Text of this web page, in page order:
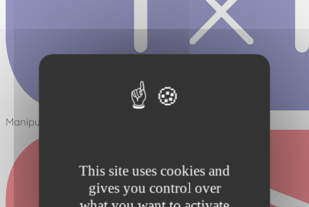
This site uses cookies and
gives you control over
Manipuler - Réfléchir